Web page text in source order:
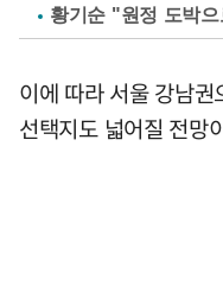
황기순 "원정 도박
이에 따라 서울 강남
선택지도 넓어질 전망